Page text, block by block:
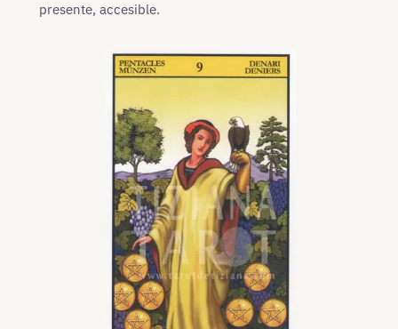
presente, accesible.